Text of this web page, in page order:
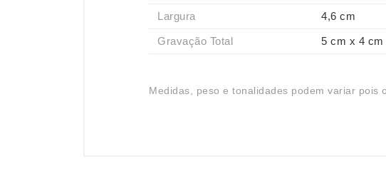
Largura 4,6 cm
Gravação Total 5 cm x 4 cm
Medidas, peso e tonalidades podem variar